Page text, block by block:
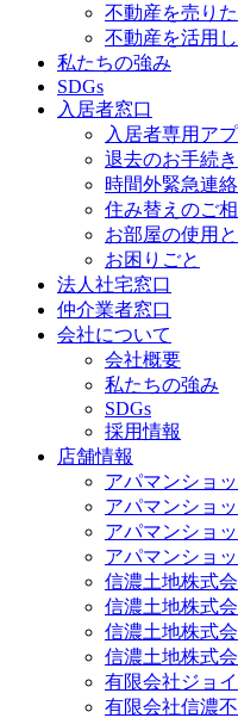
不動産を売り
不動産を活用
私たちの強み
SDGs
入居者窓口
入居者専用アプ
退去のお手続き
時間外緊急連
住み替えのご
お部屋の使用
お困りごと
法人社宅窓口
仲介業者窓口
会社について
会社概要
私たちの強み
SDGs
採用情報
店舗情報
アパマンショ
アパマンショ
アパマンショ
アパマンショ
信濃土地株式
信濃土地株式
信濃土地株式
信濃土地株式
有限会社ジョ
有限会社信濃